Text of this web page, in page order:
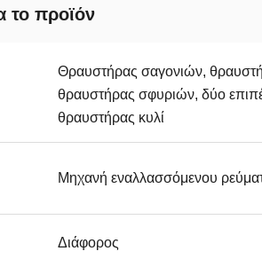
το προϊόν
Θραυστήρας σαγονιών,
θραυστήρας σφυριών, δύο
θραυστήρας κυλί
Μηχανή εναλλασσόμενου
Διάφορος